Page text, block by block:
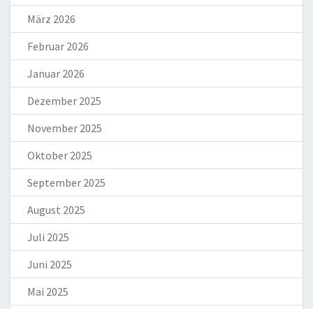
März 2026
Februar 2026
Januar 2026
Dezember 2025
November 2025
Oktober 2025
September 2025
August 2025
Juli 2025
Juni 2025
Mai 2025